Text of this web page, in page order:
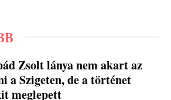
Zsolt lánya nem akart az
a Szigeten, de a történet
meglepett